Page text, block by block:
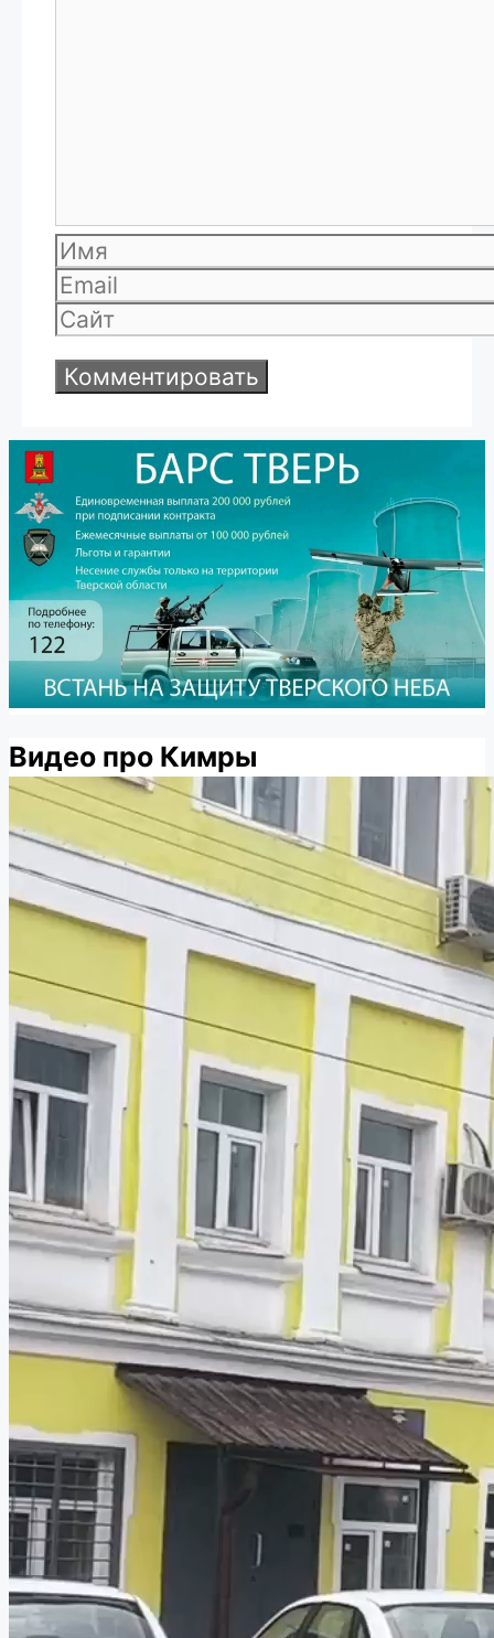
Имя
Email
Сайт
Видео про Кимры